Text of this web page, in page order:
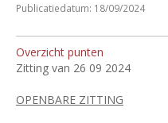
Publicatiedatum: 18/09/2024
Overzicht punten
Zitting van 26 09 2024
OPENBARE ZITTING